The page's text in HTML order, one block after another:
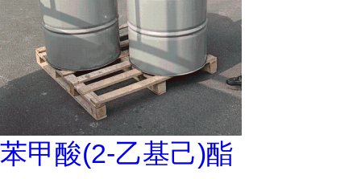
苯甲酸(2-乙基己)酯